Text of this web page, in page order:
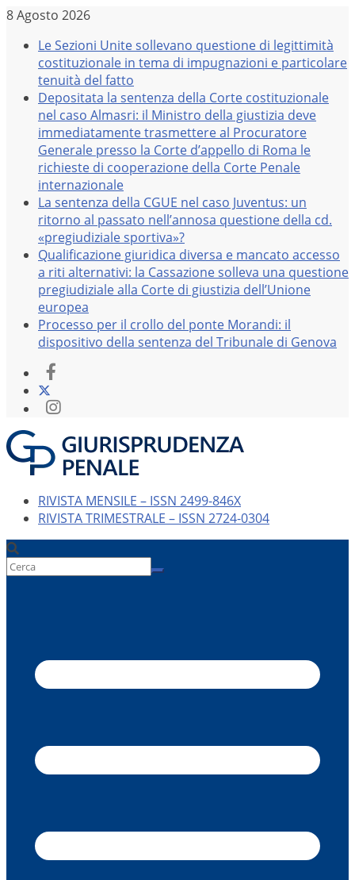
Salta
contenuto
8 Agosto 2026
Le Sezioni Unite sollevano questione di legittimità
costituzionale in tema di impugnazioni e particolare
tenuità del fatto
Depositata la sentenza della Corte costituzionale
nel caso Almasri: il Ministro della giustizia deve
immediatamente trasmettere al Procuratore
Generale presso la Corte d’appello di Roma le
richieste di cooperazione della Corte Penale
internazionale
La sentenza della CGUE nel caso Juventus: un
ritorno al passato nell’annosa questione della cd.
«pregiudiziale sportiva»?
Qualificazione giuridica diversa e mancato accesso
a riti alternativi: la Cassazione solleva una questione
pregiudiziale alla Corte di giustizia dell’Unione
europea
Processo per il crollo del ponte Morandi: il
dispositivo della sentenza del Tribunale di Genova
RIVISTA MENSILE – ISSN 2499-846X
RIVISTA TRIMESTRALE – ISSN 2724-0304